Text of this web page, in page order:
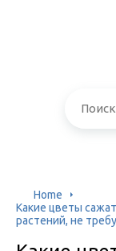
Home
Какие цветы
растений, не